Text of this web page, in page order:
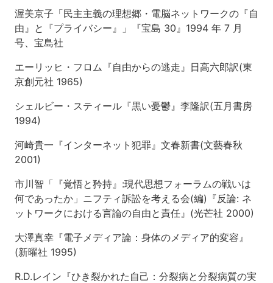
第
10
回
情
化
と
的
財
権
第
回〜
第
12
著
作
権
制
渥美京子「民主主義の理想郷・電脳ネットワークの『自
由』と『プライバシー』」『宝島 30』1994 年 7 月
号、宝島社
エーリッヒ・フロム『自由からの逃走』日高六郎訳(東
京創元社 1965)
シェルビー・スティール『黒い憂鬱』李隆訳(五月書房
1994)
河崎貴一『インターネット犯罪』文春新書(文藝春秋
2001)
市川智「『覚悟と矜持』:現代思想フォーラムの戦いは
何であったか」ニフティ訴訟を考える会(編)『反論: ネ
ットワークにおける言論の自由と責任』(光芒社 2000)
大澤真幸『電子メディア論：身体のメディア的変容』
(新曜社 1995)
R.D.レイン『ひき裂かれた自己：分裂病と分裂病質の実